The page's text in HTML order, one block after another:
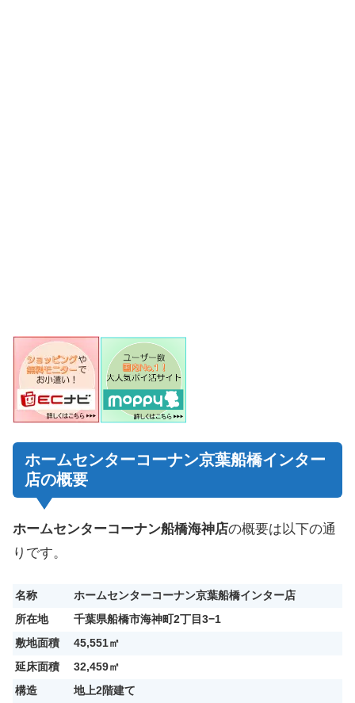
ホームセンターコーナン京葉船橋インター
店の概要
ホームセンターコーナン船橋海神店の概要は以下の通
りです。
名称
ホームセンターコーナン京葉船橋インター店
所在地
千葉県船橋市海神町2丁目3−1
敷地面積
45,551㎡
延床面積
32,459㎡
構造
地上2階建て